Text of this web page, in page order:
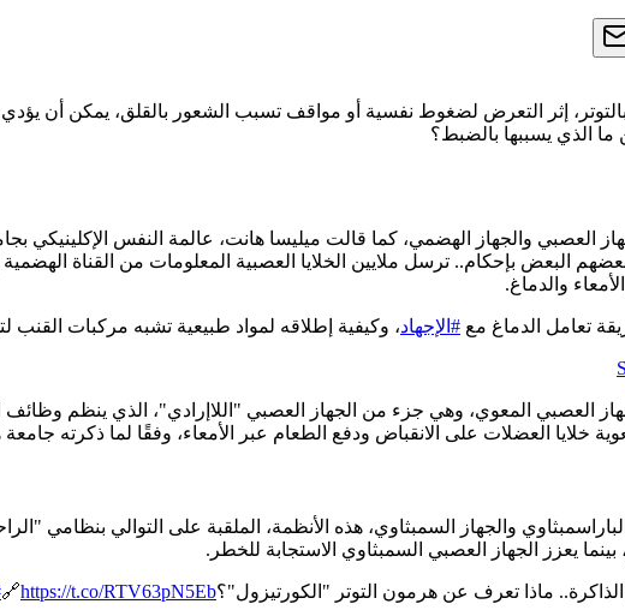
إثر التعرض لضغوط نفسية أو مواقف تسبب الشعور بالقلق، يمكن أن يؤدي
الذي يسببها بالضبط؟
العصبي والجهاز الهضمي، كما قالت ميليسا هانت، عالمة النفس الإكلينيكي
البعض بإحكام.. ترسل ملايين الخلايا العصبية المعلومات من القناة الهضمية
والدماغ.
تعامل الدماغ مع #الإجهاد، وكيفية إطلاقه لمواد طبيعية تشبه مركبات القنب
العصبي المعوي، وهي جزء من الجهاز العصبي "اللاإرادي"، الذي ينظم
خلايا العضلات على الانقباض ودفع الطعام عبر الأمعاء، وفقًا لما ذكرته
والجهاز السمبثاوي، هذه الأنظمة، الملقبة على التوالي بنظامي
يعزز الجهاز العصبي السمبثاوي الاستجابة للخطر.
ماذا تعرف عن هرمون التوتر "الكورتيزول"؟https://t.co/RTV63pN5Eb
🔗